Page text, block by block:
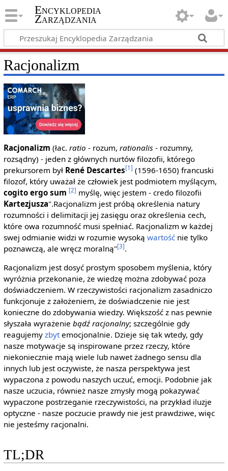
Encyklopedia
Zarządzania
Racjonalizm
Racjonalizm (łac. ratio - rozum, rationalis - rozumny,
rozsądny) - jeden z głównych nurtów filozofii, którego
prekursorem był René Descartes[1] (1596-1650) francuski
filozof, który uważał że człowiek jest podmiotem myślącym,
cogito ergo sum [2] myślę, więc jestem - credo filozofii
Kartezjusza".Racjonalizm jest próbą określenia natury
rozumności i delimitacji jej zasięgu oraz określenia cech,
które owa rozumność musi spełniać. Racjonalizm w każdej
swej odmianie widzi w rozumie wysoką wartośćnie tylko
poznawczą, ale wręcz moralną"[3].
Racjonalizm jest dosyć prostym sposobem myślenia, który
wyróżnia przekonanie, że wiedzę można zdobywać poza
doświadczeniem. W rzeczywistości racjonalizm zasadniczo
funkcjonuje z założeniem, że doświadczenie nie jest
konieczne do zdobywania wiedzy. Większość z nas pewnie
słyszała wyrażenie bądź racjonalny; szczególnie gdy
reagujemy zbytemocjonalnie. Dzieje się tak wtedy, gdy
nasze motywacje są inspirowane przez rzeczy, które
niekoniecznie mają wiele lub nawet żadnego sensu dla
innych lub jest oczywiste, że nasza perspektywa jest
wypaczona z powodu naszych uczuć, emocji. Podobnie jak
nasze uczucia, również nasze zmysły mogą pokazywać
wypaczone postrzeganie rzeczywistości, na przykład iluzje
optyczne - nasze poczucie prawdy nie jest prawdziwe, więc
nie jesteśmy racjonalni.
TL;DR